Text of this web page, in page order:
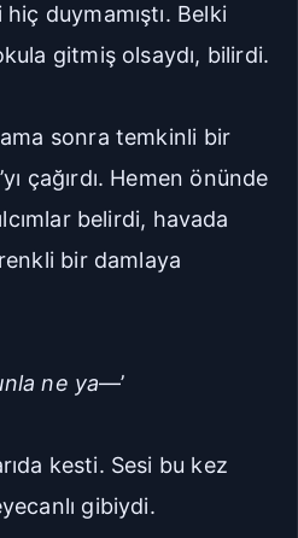
duymamıştı. Belki
gitmiş olsaydı, bilirdi.
sonra temkinli bir
çağırdı. Hemen önünde
belirdi, havada
bir damlaya
ne ya—’
kesti. Sesi bu kez
gibiydi.